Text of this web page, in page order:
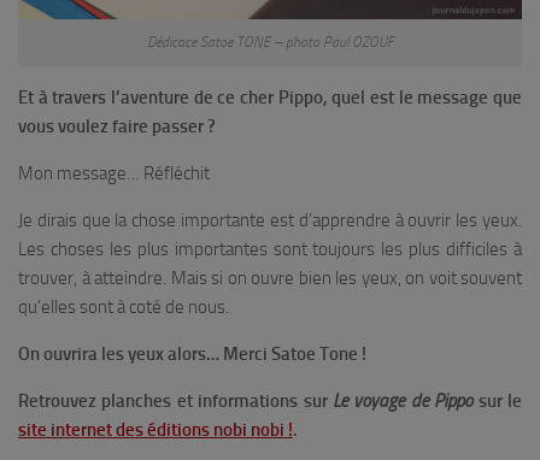
Dédicace Satoe TONE – photo Paul OZOUF
Et à travers l’aventure de ce cher Pippo, quel est le message que
vous voulez faire passer ?
Mon message… Réfléchit
Je dirais que la chose importante est d’apprendre à ouvrir les yeux.
Les choses les plus importantes sont toujours les plus difficiles à
trouver, à atteindre. Mais si on ouvre bien les yeux, on voit souvent
qu’elles sont à coté de nous.
On ouvrira les yeux alors… Merci Satoe Tone !
Retrouvez planches et informations sur Le voyage de Pipposur le
site internet des éditions nobi nobi !.